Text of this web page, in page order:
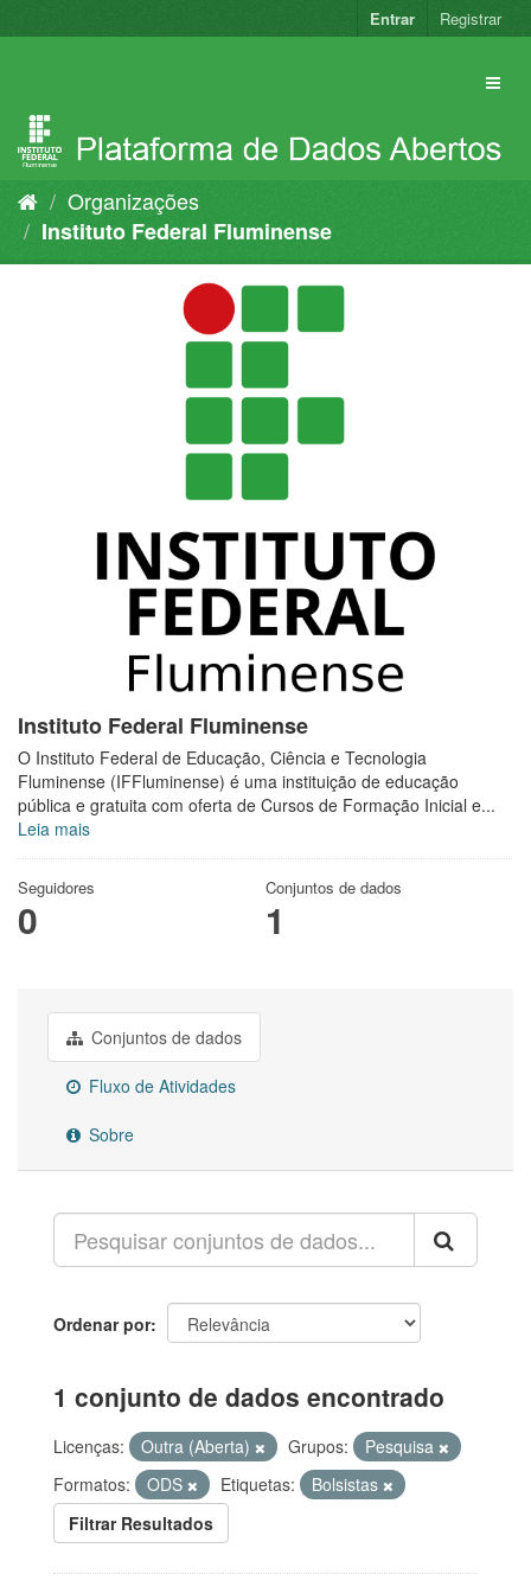
para
Entrar Registrar
Organizações
Instituto Federal Fluminense
Instituto Federal Fluminense
O Instituto Federal de Educação, Ciência e Tecnologia
Fluminense (IFFluminense) é uma instituição de educação
pública e gratuita com oferta de Cursos de Formação Inicial e...
Leia mais
Seguidores
0
Conjuntos de dados
1
Conjuntos de dados
Fluxo de Atividades
Sobre
Ordenar por
1 conjunto de dados encontrado
Licenças: Outra (Aberta) Grupos:
Pesquisa
Formatos:
ODS Etiquetas:
Bolsistas
Filtrar Resultados